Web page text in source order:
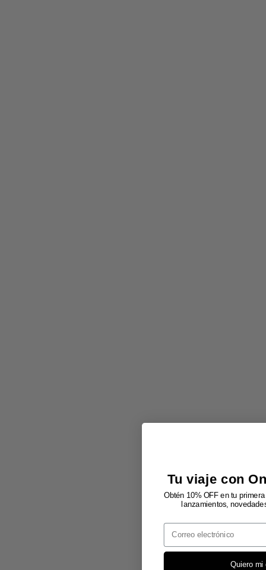
Tu viaje con
Obtén 10% OFF en tu
lanzamientos,
Email
Quiero mi